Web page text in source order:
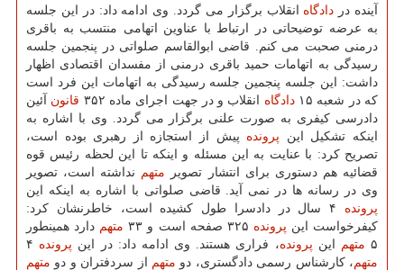
آینده در دادگاه انقلاب برگزار می گردد. وی ادامه داد: در این جلسه
به عرضه توضیحاتی در ارتباط با عناوین اتهامی منتسب به باقری
درمنی صحبت می كنم. قاضی ابوالقاسم صلواتی در پنجمین جلسه
رسیدگی به اتهامات حمید باقری درمنی از مفسدان اقتصادی اظهار
داشت: این جلسه پنجمین جلسه رسیدگی به اتهامات این فرد است
كه در شعبه ۱۵
دادگاه انقلاب و در جهت اجرای ماده ۳۵۲ قانون آئین
دادرسی كیفری به صورت علنی برگزار می گردد. وی با اشاره به
اینكه تشكیل این پرونده پیش از استجازه از رهبری بوده است،
تصریح كرد: با عنایت به این مسئله و اینكه تا این لحظه رئیس قوه
قضائیه هم دستوری برای انتشار تصویر متهم نداشته است، تصویر
وی در رسانه ها در نمی آید. قاضی صلواتی با اشاره به اینكه این
پرونده
۴ سال در دادسرا طول كشیده است، خاطرنشان كرد:
كیفرخواست این پرونده متهم دارد همینطور
۵ متهم این پرونده، فراری هستند. وی ادامه داد: در این پرونده
متهم ، كارشناس رسمی دادگستری، دو متهم از سردفتران و دو متهم